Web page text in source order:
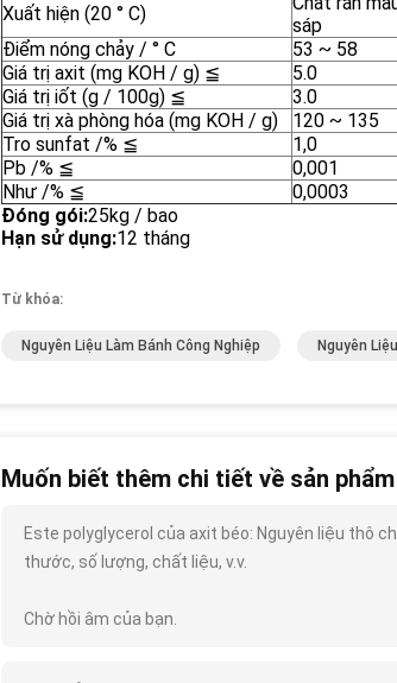
Xuất hiện (20 ° C)
sáp
Điểm nóng chảy / ° C
53 ~ 58
Giá trị axit (mg KOH / g) ≦
5.0
Giá trị iốt (g / 100g) ≦
3.0
Giá trị xà phòng hóa (mg KOH / g)
120 ~ 135
Tro sunfat /% ≦
1,0
Pb /% ≦
0,001
Như /% ≦
0,0003
Đóng gói:25kg / bao
Hạn sử dụng:12 tháng
Từ khóa:
Nguyên Liệu Làm Bánh Công Nghiệp Nguyên
Muốn biết thêm chi tiết về sản
Este polyglycerol của axit béo: Nguyên liệu thô
thước, số lượng, chất liệu, v.v.
Chờ hồi âm của bạn.